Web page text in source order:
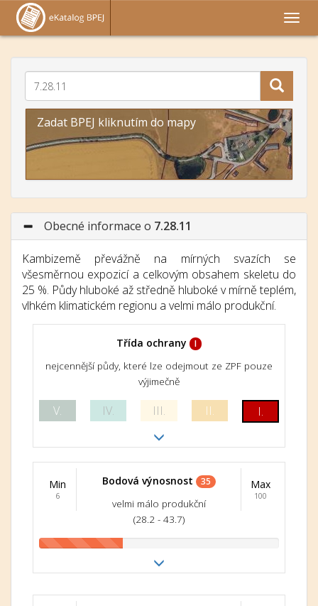
Zadat BPEJ kliknutím do mapy
Obecné informace o 7.28.11
Kambizemě převážně na mírných svazích se
všesměrnou expozicí a celkovým obsahem skeletu do
25 %. Půdy hluboké až středně hluboké v mírně teplém,
vlhkém klimatickém regionu a velmi málo produkční.
Třída ochrany I
nejcennější půdy, které lze odejmout ze ZPF pouze
výjimečně
V. IV. III. II. I.
Min
6
Bodová výnosnost 35
velmi málo produkční
(28.2 - 43.7)
Max
100